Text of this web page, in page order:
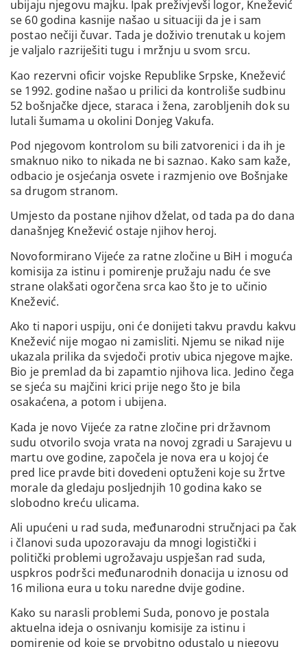
ubijaju njegovu majku. Ipak preživjevši logor, Knežević
se 60 godina kasnije našao u situaciji da je i sam
postao nečiji čuvar. Tada je doživio trenutak u kojem
je valjalo razriješiti tugu i mržnju u svom srcu.
Kao rezervni oficir vojske Republike Srpske, Knežević
se 1992. godine našao u prilici da kontroliše sudbinu
52 bošnjačke djece, staraca i žena, zarobljenih dok su
lutali šumama u okolini Donjeg Vakufa.
Pod njegovom kontrolom su bili zatvorenici i da ih je
smaknuo niko to nikada ne bi saznao. Kako sam kaže,
odbacio je osjećanja osvete i razmjenio ove Bošnjake
sa drugom stranom.
Umjesto da postane njihov dželat, od tada pa do dana
današnjeg Knežević ostaje njihov heroj.
Novoformirano Vijeće za ratne zločine u BiH i moguća
komisija za istinu i pomirenje pružaju nadu će sve
strane olakšati ogorčena srca kao što je to učinio
Knežević.
Ako ti napori uspiju, oni će donijeti takvu pravdu kakvu
Knežević nije mogao ni zamisliti. Njemu se nikad nije
ukazala prilika da svjedoči protiv ubica njegove majke.
Bio je premlad da bi zapamtio njihova lica. Jedino čega
se sjeća su majčini krici prije nego što je bila
osakaćena, a potom i ubijena.
Kada je novo Vijeće za ratne zločine pri državnom
sudu otvorilo svoja vrata na novoj zgradi u Sarajevu u
martu ove godine, započela je nova era u kojoj će
pred lice pravde biti dovedeni optuženi koje su žrtve
morale da gledaju posljednjih 10 godina kako se
slobodno kreću ulicama.
Ali upućeni u rad suda, međunarodni stručnjaci pa čak
i članovi suda upozoravaju da mnogi logistički i
politički problemi ugrožavaju uspješan rad suda,
uspkros podršci međunarodnih donacija u iznosu od
16 miliona eura u toku naredne dvije godine.
Kako su narasli problemi Suda, ponovo je postala
aktuelna ideja o osnivanju komisije za istinu i
pomirenje od koje se prvobitno odustalo u njegovu